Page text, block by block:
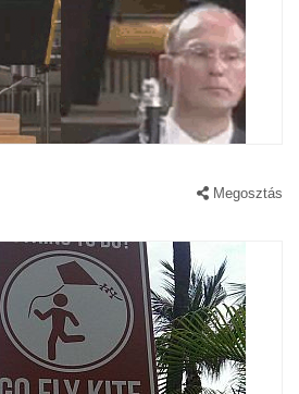
Megosztás